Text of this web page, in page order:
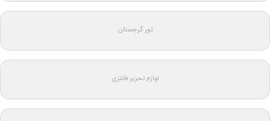
تور گرجستان
لوازم تحریر فانتزی